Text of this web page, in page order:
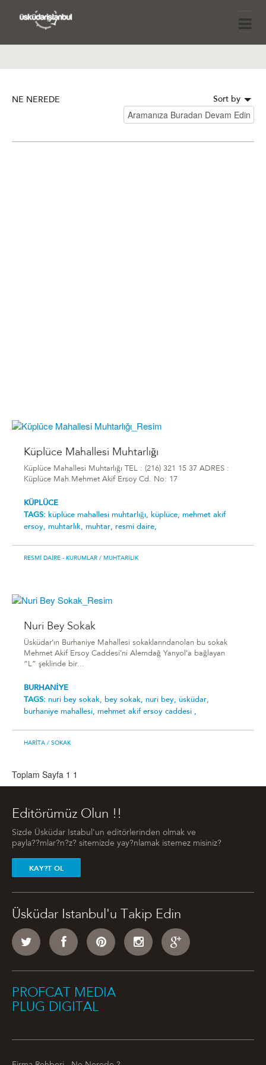
NE NEREDE Sort by
Küplüce Mahallesi Muhtarlığı
Küplüce Mahallesi Muhtarlığı TEL : (216) 321 15 37 ADRES :
Küplüce Mah.Mehmet Akif Ersoy Cd. No: 17
KÜPLÜCE
TAGS: küplüce mahallesi muhtarlığı, küplüce, mehmet akif
ersoy, muhtarlık, muhtar, resmi daire,
RESMI DAIRE - KURUMLAR / MUHTARILIK
Nuri Bey Sokak
Üsküdar’ın Burhaniye Mahallesi sokaklarındanolan bu sokak
Mehmet Akif Ersoy Caddesi’ni Alemdağ Yarıyol’a bağlayan
“L” şeklinde bir...
BURHANİYE
TAGS: nuri bey sokak, bey sokak, nuri bey, üsküdar,
burhaniye mahallesi, mehmet akif ersoy caddesi ,
HARITA / SOKAK
Toplam Sayfa 1 1
Editörümüz Olun !!
Sizde Üsküdar Istabul'un editörlerinden olmak ve
payla??mlar?n?z? sitemizde yay?nlamak istemez misiniz?
KAY?T OL
Üsküdar Istanbul'u Takip Edin
PROFCAT MEDIA
PLUG DIGITAL